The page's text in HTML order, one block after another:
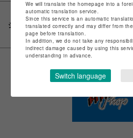
シェアする
We will translate the homepage into a
automatic translation service.
Since this service is an automatic
translated correctly and may differ from
page before translation.
In addition, we do not take any
indirect damage caused by using this
understanding in advance.
Switch language